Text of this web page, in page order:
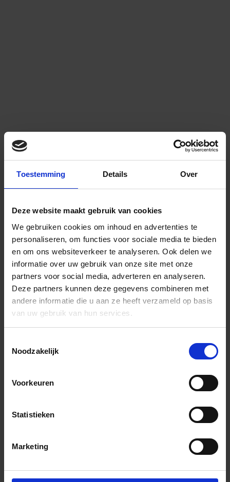
Toestemming Details Over
Deze website maakt gebruik van cookies
We gebruiken cookies om inhoud en advertenties te
personaliseren, om functies voor sociale media te bieden
en om ons websiteverkeer te analyseren. Ook delen we
informatie over uw gebruik van onze site met onze
partners voor social media, adverteren en analyseren.
Deze partners kunnen deze gegevens combineren met
andere informatie die u aan ze heeft verzameld op basis
van uw gebruik van hun services.
Noodzakelijk
Voorkeuren
Statistieken
Marketing